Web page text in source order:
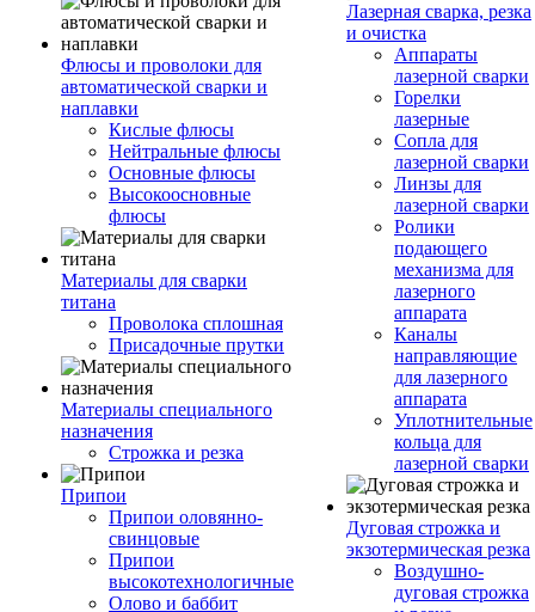
Флюсы и проволоки для
автоматической сварки и
наплавки
Кислые флюсы
Нейтральные флюсы
Основные флюсы
Высокоосновные
флюсы
Материалы для сварки
титана
Проволока сплошная
Присадочные прутки
Материалы специального
назначения
Строжка и резка
Припои
Припои оловянно-
свинцовые
Припои
высокотехнологичные
Олово и баббит
Лазерная сварка, резка
и очистка
Аппараты
лазерной сварки
Горелки
лазерные
Сопла для
лазерной сварки
Линзы для
лазерной сварки
Ролики
подающего
механизма для
лазерного
аппарата
Каналы
направляющие
для лазерного
аппарата
Уплотнительные
кольца для
лазерной сварки
Дуговая строжка и
экзотермическая резка
Воздушно-
дуговая строжка